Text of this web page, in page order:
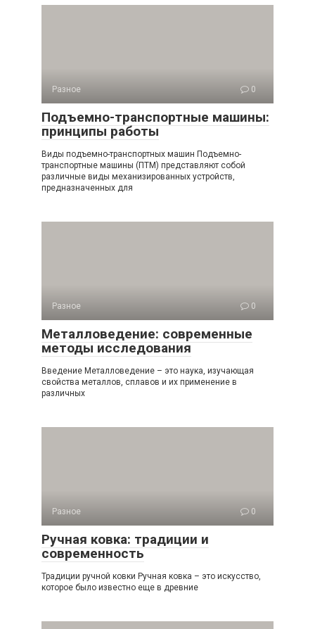
Разное 0
Подъемно-транспортные машины:
принципы работы
Виды подъемно-транспортных машин Подъемно-
транспортные машины (ПТМ) представляют собой
различные виды механизированных устройств,
предназначенных для
Разное 0
Металловедение: современные
методы исследования
Введение Металловедение – это наука, изучающая
свойства металлов, сплавов и их применение в
различных
Разное 0
Ручная ковка: традиции и
современность
Традиции ручной ковки Ручная ковка – это искусство,
которое было известно еще в древние